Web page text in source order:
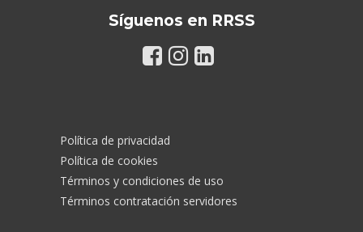
Síguenos en RRSS
Política de privacidad
Política de cookies
Términos y condiciones de uso
Términos contratación servidores